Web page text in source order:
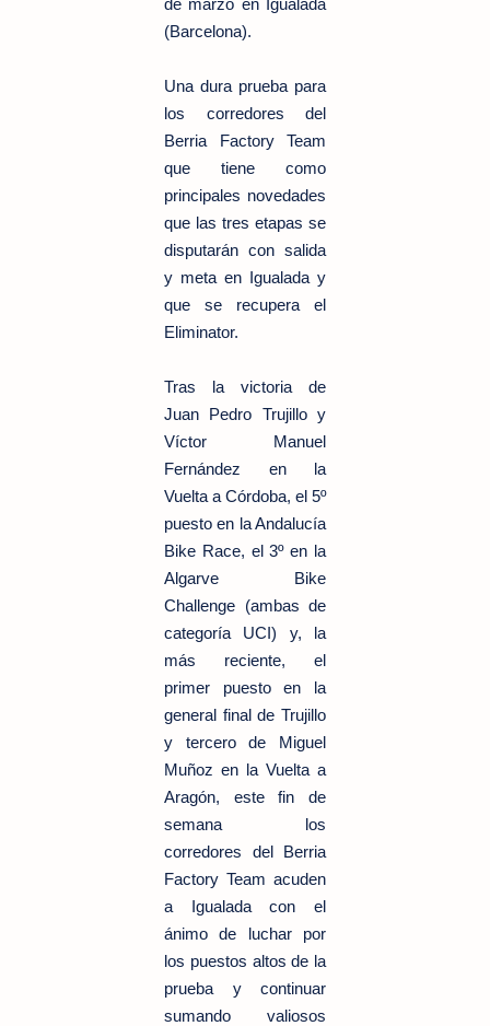
de marzo en Igualada
(Barcelona).
Una dura prueba para
los corredores del
Berria Factory Team
que tiene como
principales novedades
que las tres etapas se
disputarán con salida
y meta en Igualada y
que se recupera el
Eliminator.
Tras la victoria de
Juan Pedro Trujillo y
Víctor Manuel
Fernández en la
Vuelta a Córdoba, el 5º
puesto en la Andalucía
Bike Race, el 3º en la
Algarve Bike
Challenge (ambas de
categoría UCI) y, la
más reciente, el
primer puesto en la
general final de Trujillo
y tercero de Miguel
Muñoz en la Vuelta a
Aragón, este fin de
semana los
corredores del Berria
Factory Team acuden
a Igualada con el
ánimo de luchar por
los puestos altos de la
prueba y continuar
sumando valiosos